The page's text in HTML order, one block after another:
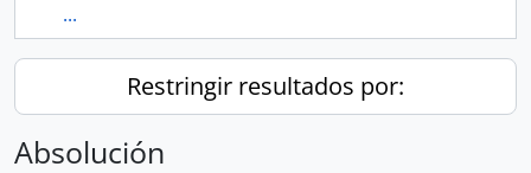
...
Restringir resultados por:
Absolución